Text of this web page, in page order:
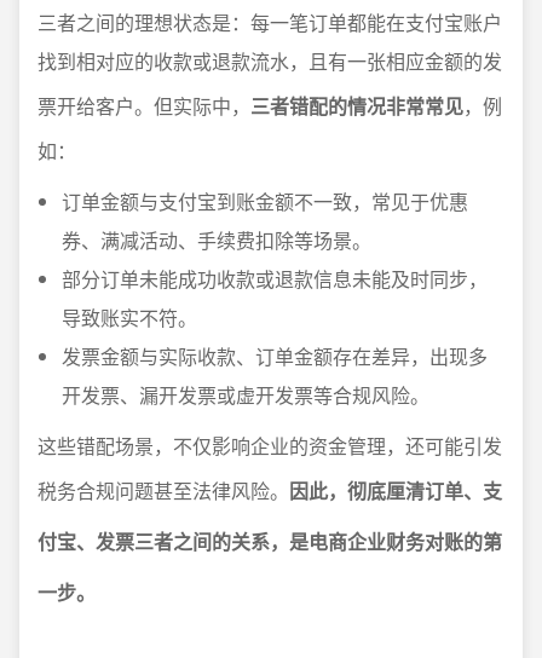
三者之间的理想状态是：每一笔订单都能在支付宝账户
找到相对应的收款或退款流水，且有一张相应金额的发
票开给客户。但实际中， 三者错配的情况非常常见，例
如：
订单金额与支付宝到账金额不一致，常见于优惠
券、满减活动、手续费扣除等场景。
部分订单未能成功收款或退款信息未能及时同步，
导致账实不符。
发票金额与实际收款、订单金额存在差异，出现多
开发票、漏开发票或虚开发票等合规风险。
这些错配场景，不仅影响企业的资金管理，还可能引发
税务合规问题甚至法律风险。 因此，彻底厘清订单、支
付宝、发票三者之间的关系，是电商企业财务对账的第
一步。